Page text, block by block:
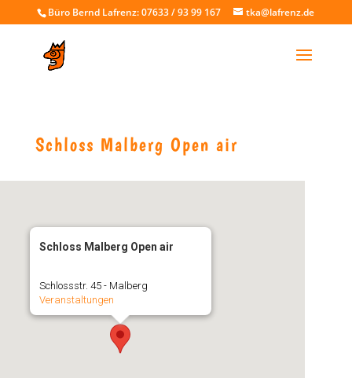
Büro Bernd Lafrenz: 07633 / 93 99 167 tka@lafrenz.de
Schloss Malberg Open air
Schloss Malberg Open air
Schlossstr. 45 - Malberg
Veranstaltungen